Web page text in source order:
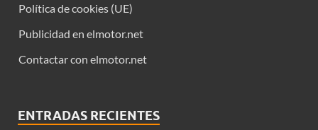
Política de cookies (UE)
Publicidad en elmotor.net
Contactar con elmotor.net
ENTRADAS RECIENTES